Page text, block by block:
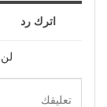
اترك رد